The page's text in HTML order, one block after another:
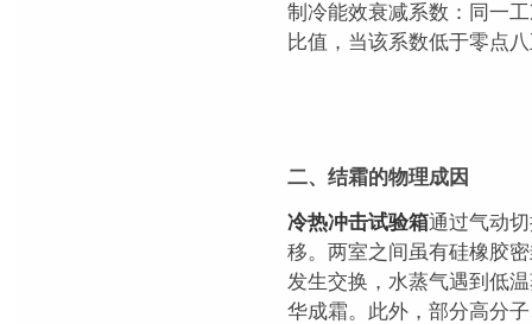
制冷能效衰减系数：同一
比值，当该系数低于零点
二、结霜的物理成因
冷热冲击试验箱通过气动
移。两室之间虽有硅橡胶
发生交换，水蒸气遇到低
华成霜。此外，部分高分